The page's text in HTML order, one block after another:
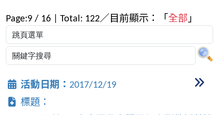
Page:9 / 16 | Total: 122／目前顯示：「 全部」
活動日期： 2017/12/19
標題：